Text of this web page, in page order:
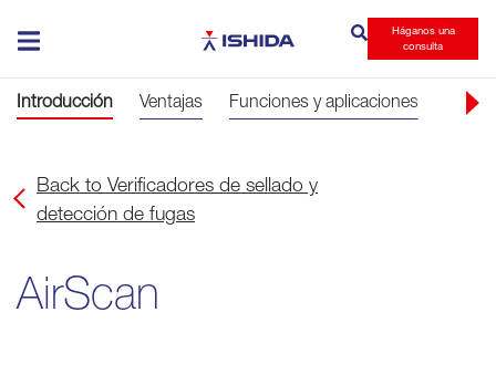
Háganos una
consulta
AirScan
Back to Verificadores de sellado y
detección de fugas
Introducción Ventajas Funciones y aplicaciones